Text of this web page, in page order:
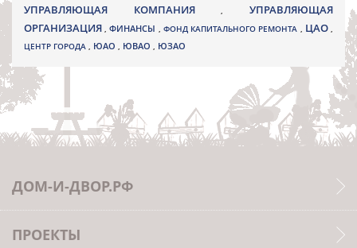
УПРАВЛЯЮЩАЯ КОМПАНИЯ,УПРАВЛЯЮЩАЯ
ОРГАНИЗАЦИЯ,ФИНАНСЫ , ФОНД КАПИТАЛЬНОГО РЕМОНТА , ЦАО,
ЦЕНТР ГОРОДА , ЮАО , ЮВАО , ЮЗАО
ДОМ-И-ДВОР.РФ
ПРОЕКТЫ